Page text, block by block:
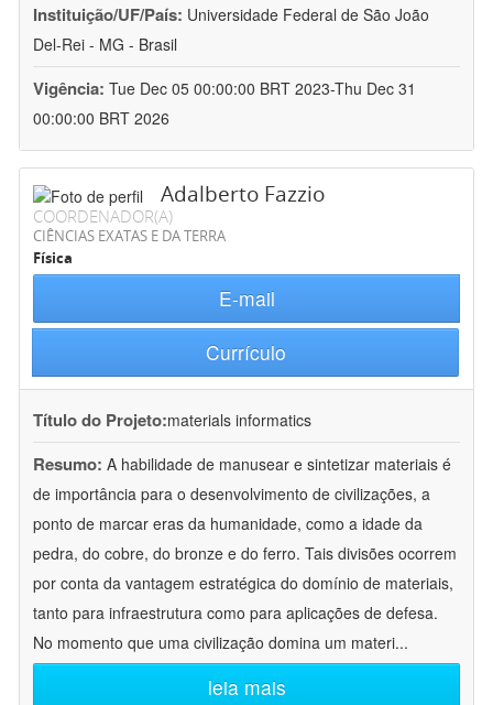
Instituição/UF/País: Universidade Federal de São João
Del-Rei - MG - Brasil
Vigência: Tue Dec 05 00:00:00 BRT 2023-Thu Dec 31
00:00:00 BRT 2026
Adalberto Fazzio
COORDENADOR(A)
CIÊNCIAS EXATAS E DA TERRA
Física
E-mail
Currículo
Título do Projeto:materials informatics
Resumo: A habilidade de manusear e sintetizar materiais é
de importância para o desenvolvimento de civilizações, a
ponto de marcar eras da humanidade, como a idade da
pedra, do cobre, do bronze e do ferro. Tais divisões ocorrem
por conta da vantagem estratégica do domínio de materiais,
tanto para infraestrutura como para aplicações de defesa.
No momento que uma civilização domina um materi...
leia mais